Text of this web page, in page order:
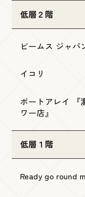
低層２階
ビームス ジャパ
イコリ
ポートアレイ 『
ワー店』
低層１階
Ready go round